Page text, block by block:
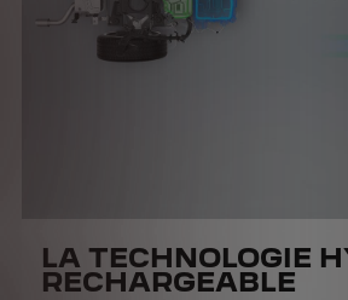
LA TECHNOLOGIE
RECHARGEABLE